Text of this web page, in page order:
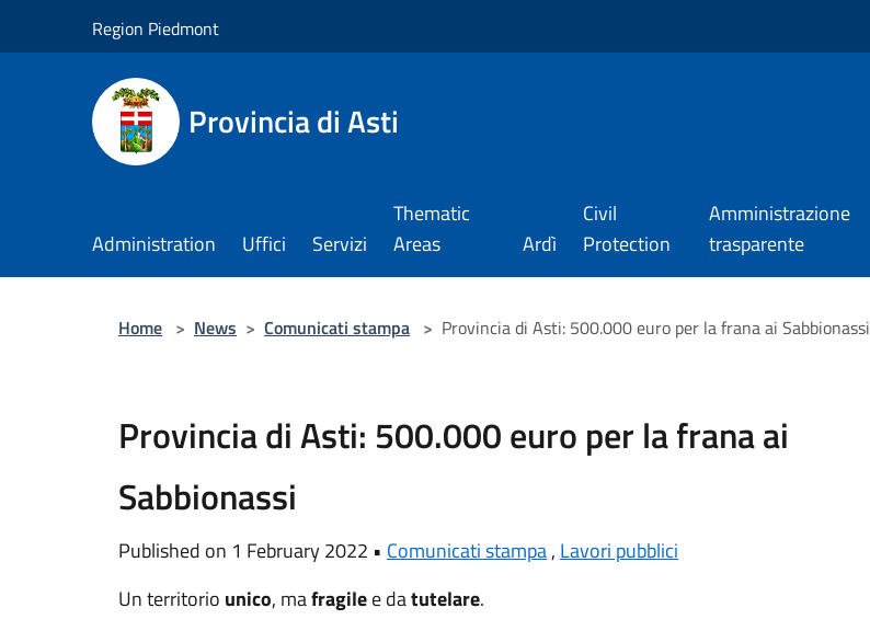
Region Piedmont
Provincia di Asti
Administration Uffici Servizi
Thematic
Areas
Ardì
Civil
Protection
Amministrazione
trasparente
Home > News > Comunicati stampa > Provincia di Asti: 500.000 euro per la frana ai Sabbionassi
Provincia di Asti: 500.000 euro per la frana ai
Sabbionassi
Published on 1 February 2022 • Comunicati stampa, Lavori pubblici
Un territorio unico, mafragilee datutelare.